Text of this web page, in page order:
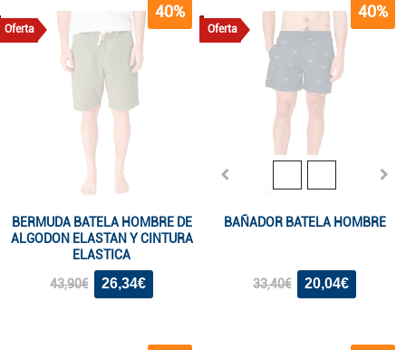
Oferta
40%
BERMUDA BATELA HOMBRE DE
ALGODON ELASTAN Y CINTURA
ELASTICA
43,90€ 26,34€
Oferta
40%
BAÑADOR BATELA HOMBRE
33,40€ 20,04€